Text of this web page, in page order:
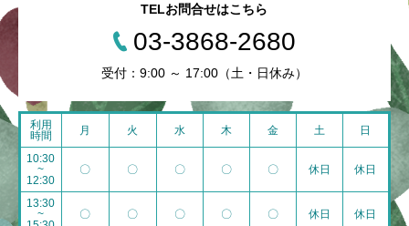
TELお問合せはこちら
03-3868-2680
受付：9:00 ～ 17:00（土・日休み）
利用
時間
月 火 水 木 金 土 日
10:30
~
12:30
〇 〇 〇 〇 〇 休日 休日
13:30
~
〇 〇 〇 〇 〇 休日 休日